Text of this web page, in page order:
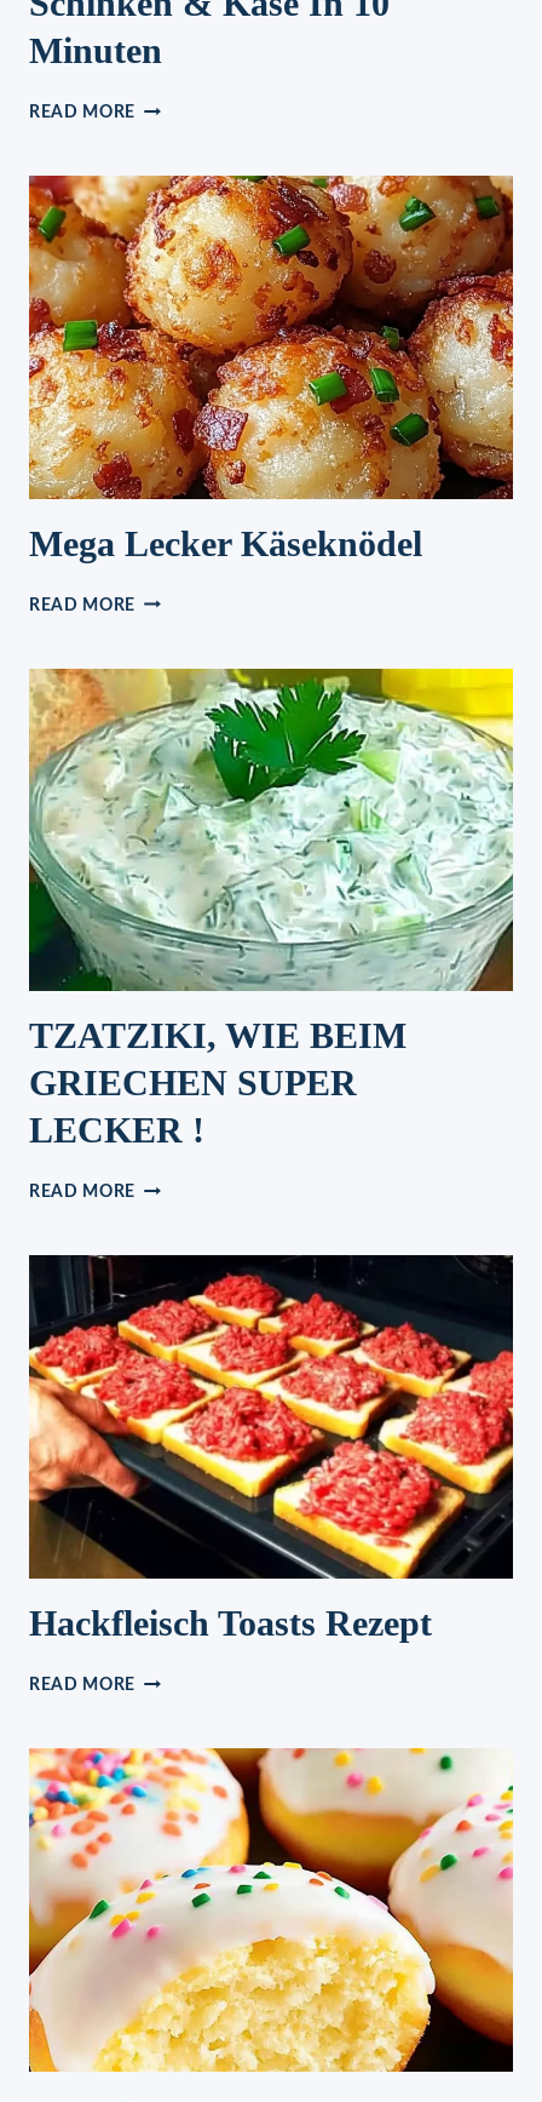
Minuten
READ MORE STRUDEL
MIT
SCHINKEN
&
KÄSE
IN
10
MINUTEN
Mega Lecker Käseknödel
READ MORE MEGA
TZATZIKI, WIE BEIM
GRIECHEN SUPER
LECKER !
READ MORE TZATZIKI,
SUPER
LECKER
!
Hackfleisch Toasts Rezept
READ MORE HACKFLEISCH